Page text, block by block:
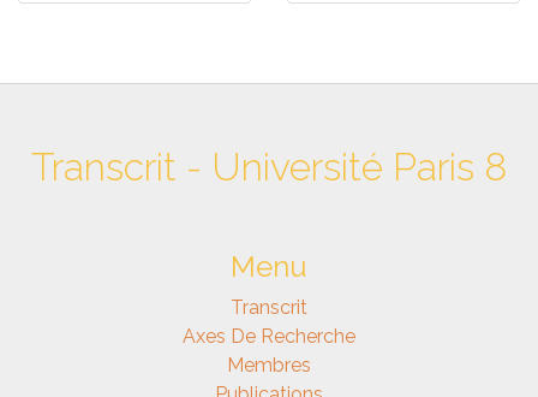
Transcrit - Université Paris 8
Menu
Transcrit
Axes De Recherche
Membres